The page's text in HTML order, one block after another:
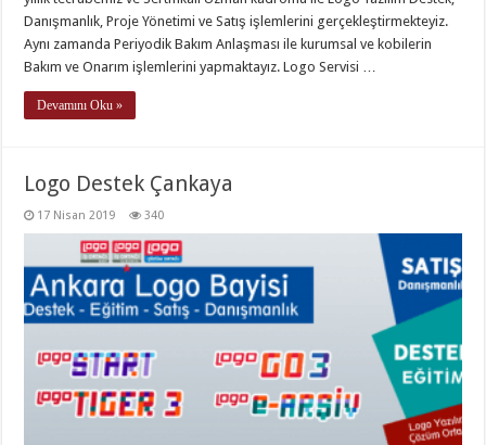
Danışmanlık, Proje Yönetimi ve Satış işlemlerini gerçekleştirmekteyiz.
Aynı zamanda Periyodik Bakım Anlaşması ile kurumsal ve kobilerin
Bakım ve Onarım işlemlerini yapmaktayız. Logo Servisi …
Devamını Oku »
Logo Destek Çankaya
17 Nisan 2019 340